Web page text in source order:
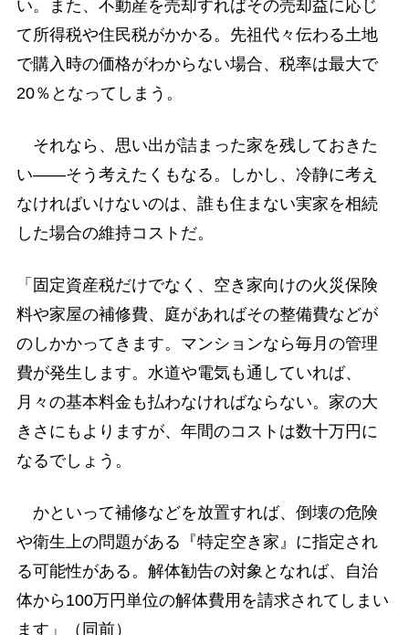
い。また、不動産を売却すればその売却益に応じ
て所得税や住民税がかかる。先祖代々伝わる土地
で購入時の価格がわからない場合、税率は最大で
20％となってしまう。
それなら、思い出が詰まった家を残しておきた
い――そう考えたくもなる。しかし、冷静に考え
なければいけないのは、誰も住まない実家を相続
した場合の維持コストだ。
「固定資産税だけでなく、空き家向けの火災保険
料や家屋の補修費、庭があればその整備費などが
のしかかってきます。マンションなら毎月の管理
費が発生します。水道や電気も通していれば、
月々の基本料金も払わなければならない。家の大
きさにもよりますが、年間のコストは数十万円に
なるでしょう。
かといって補修などを放置すれば、倒壊の危険
や衛生上の問題がある『特定空き家』に指定され
る可能性がある。解体勧告の対象となれば、自治
体から100万円単位の解体費用を請求されてしまい
ます」（同前）